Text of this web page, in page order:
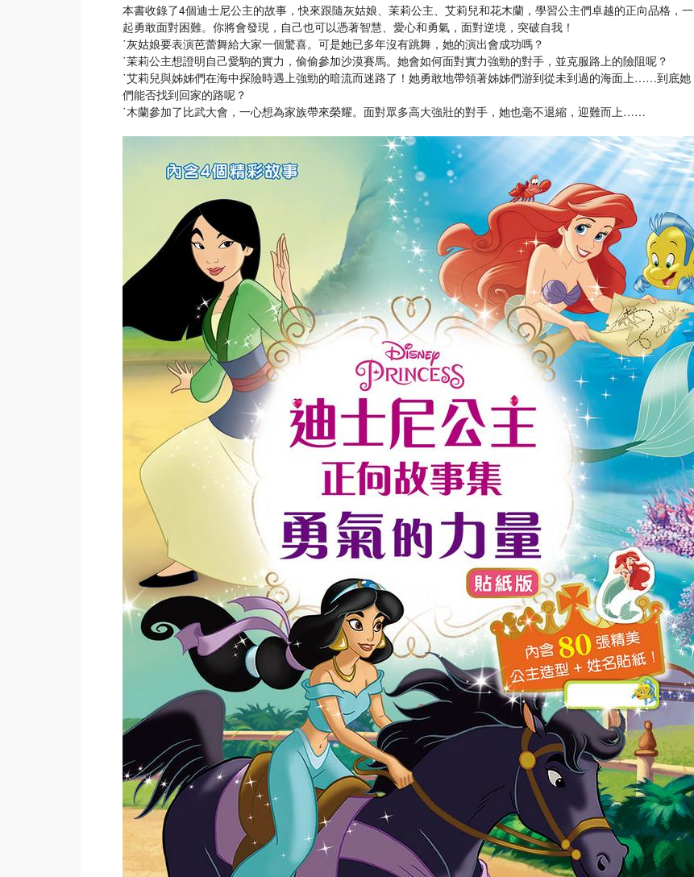
本書收錄了4個迪士尼公主的故事，快來跟隨灰姑娘、茉莉公主、艾莉兒和花木蘭，學習公主們卓越的正向品格，一
起勇敢面對困難。你將會發現，自己也可以憑著智慧、愛心和勇氣，面對逆境，突破自我！
˙灰姑娘要表演芭蕾舞給大家一個驚喜。可是她已多年沒有跳舞，她的演出會成功嗎？
˙茉莉公主想證明自己愛駒的實力，偷偷參加沙漠賽馬。她會如何面對實力強勁的對手，並克服路上的險阻呢？
˙艾莉兒與姊姊們在海中探險時遇上強勁的暗流而迷路了！她勇敢地帶領著姊姊們游到從未到過的海面上……到底她
們能否找到回家的路呢？
˙木蘭參加了比武大會，一心想為家族帶來榮耀。面對眾多高大強壯的對手，她也毫不退縮，迎難而上……